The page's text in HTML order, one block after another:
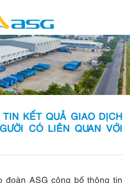
KẾT QUẢ GIAO DỊCH
CÓ LIÊN QUAN VỚI
đoàn ASG công bố thông tin